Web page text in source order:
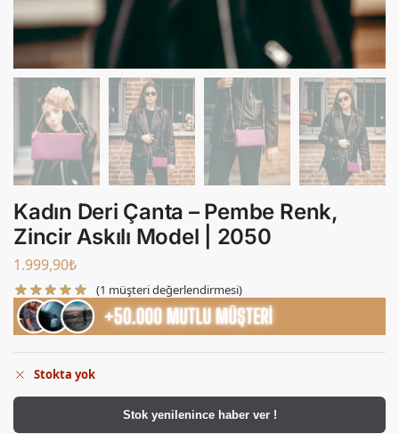
Kadın Deri Çanta – Pembe Renk,
Zincir Askılı Model | 2050
1.999,90₺
(1 müşteri değerlendirmesi)
Stokta yok
Stok yenilenince haber ver !